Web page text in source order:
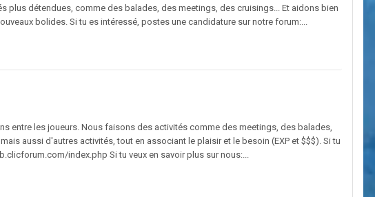
plus détendues, comme des balades, des meetings, des cruisings... Et aidons bien
bolides. Si tu es intéressé, postes une candidature sur notre forum:...
entre les joueurs. Nous faisons des activités comme des meetings, des balades,
aussi d'autres activités, tout en associant le plaisir et le besoin (EXP et $$$). Si tu
index.php Si tu veux en savoir plus sur nous:...